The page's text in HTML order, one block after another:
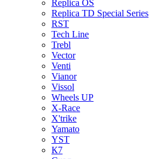
Replica OS
Replica TD Special Series
RST
Tech Line
Trebl
Vector
Venti
Vianor
Vissol
Wheels UP
X-Race
X'trike
Yamato
YST
К7